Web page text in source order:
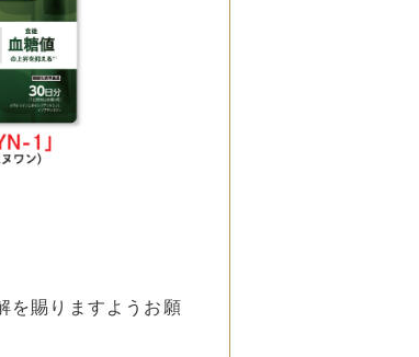
を賜りますようお願